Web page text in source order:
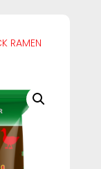
RAMEN